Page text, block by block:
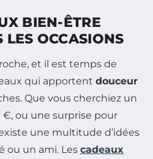
BIEN-ÊTRE
LES OCCASIONS
et il est temps de
qui apportent douceur
Que vous cherchiez un
ou une surprise pour
une multitude d’idées
ou un ami. Les cadeaux